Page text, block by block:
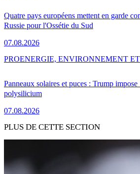
Quatre pays européens mettent en garde
Russie pour l'Ossétie du Sud
07.08.2026
Panneaux solaires et puces : Trump
polysilicium
07.08.2026
PROENERGIE, ENVIRONNEMENT
PLUS DE CETTE SECTION